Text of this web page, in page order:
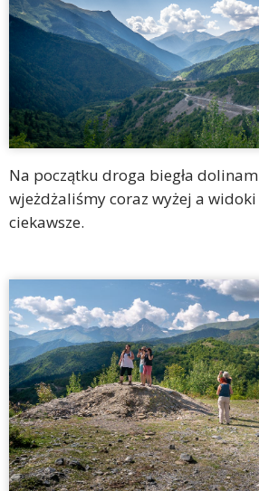
Na początku droga biegła
wjeżdżaliśmy coraz wyżej a widoki
ciekawsze.